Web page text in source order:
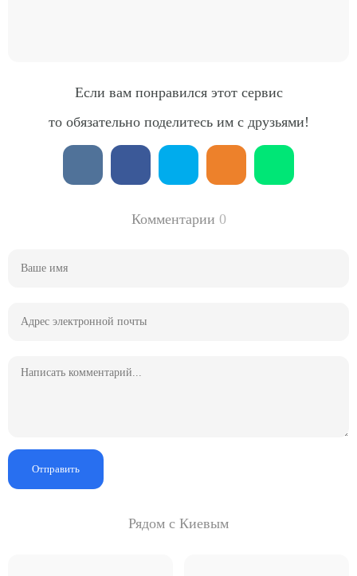
Если вам понравился этот сервис
то обязательно поделитесь им с друзьями!
Комментарии 0
Отправить
Рядом с Киевым